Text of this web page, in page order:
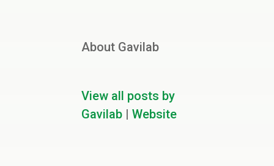
About Gavilab
View all posts by
Gavilab| Website